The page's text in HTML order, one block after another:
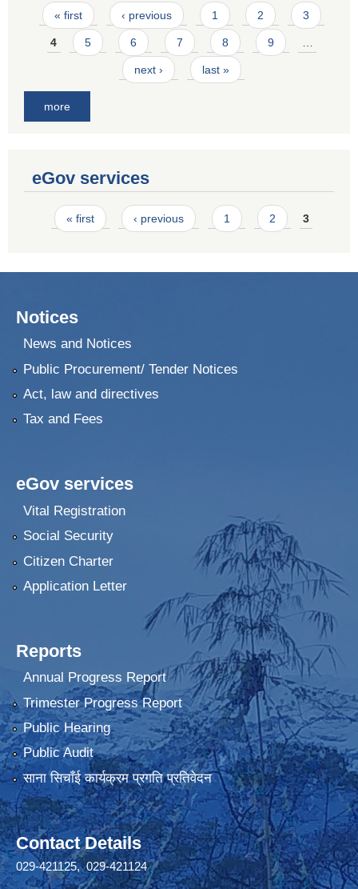
Pages
« first ‹ previous 1 2 3
4 5 6 7 8 9
next › last »
more
eGov services
Pages
« first ‹ previous 1 2 3
Notices
News and Notices
Public Procurement/ Tender Notices
Act, law and directives
Tax and Fees
eGov services
Vital Registration
Social Security
Citizen Charter
Application Letter
Reports
Annual Progress Report
Trimester Progress Report
Public Hearing
Public Audit
साना सिचाँई कार्यक्रम प्रगति प्रतिवेदन
Contact Details
029-421125, 029-421124